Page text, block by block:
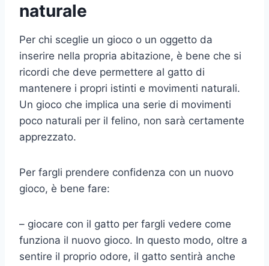
naturale
Per chi sceglie un gioco o un oggetto da
inserire nella propria abitazione, è bene che si
ricordi che deve permettere al gatto di
mantenere i propri istinti e movimenti naturali.
Un gioco che implica una serie di movimenti
poco naturali per il felino, non sarà certamente
apprezzato.
Per fargli prendere confidenza con un nuovo
gioco, è bene fare:
– giocare con il gatto per fargli vedere come
funziona il nuovo gioco. In questo modo, oltre a
sentire il proprio odore, il gatto sentirà anche